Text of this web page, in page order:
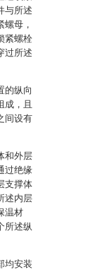
与所述
母，
紧螺栓
过所述
的纵向
成，且
间设有
和外层
过绝缘
支撑体
述内层
温材
所述纵
均安装